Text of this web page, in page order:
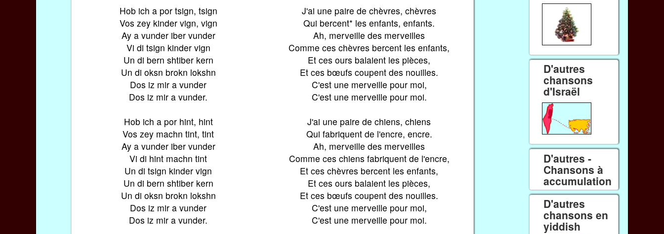
Hob ich a por tsign, tsign
Vos zey kinder vign, vign
Ay a vunder iber vunder
Vi di tsign kinder vign
Un di bern shtiber kern
Un di oksn brokn lokshn
Dos iz mir a vunder
Dos iz mir a vunder.
Hob ich a por hint, hint
Vos zey machn tint, tint
Ay a vunder iber vunder
Vi di hint machn tint
Un di tsign kinder vign
Un di bern shtiber kern
Un di oksn brokn lokshn
Dos iz mir a vunder
Dos iz mir a vunder.
J'ai une paire de chèvres, chèvres
Qui bercent* les enfants, enfants.
Ah, merveille des merveilles
Comme ces chèvres bercent les enfants,
Et ces ours balaient les pièces,
Et ces bœufs coupent des nouilles.
C'est une merveille pour moi,
C'est une merveille pour moi.
J'ai une paire de chiens, chiens
Qui fabriquent de l'encre, encre.
Ah, merveille des merveilles
Comme ces chiens fabriquent de l'encre,
Et ces chèvres bercent les enfants,
Et ces ours balaient les pièces,
Et ces bœufs coupent des nouilles.
C'est une merveille pour moi,
C'est une merveille pour moi.
D'autres
chansons
d'Israël
D'autres -
Chansons à
accumulation
D'autres
chansons en
yiddish